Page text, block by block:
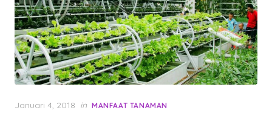
Posted
Januari 4, 2018 in MANFAAT TANAMAN